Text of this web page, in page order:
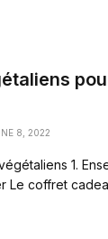
8, 2022
1.
Le coffret